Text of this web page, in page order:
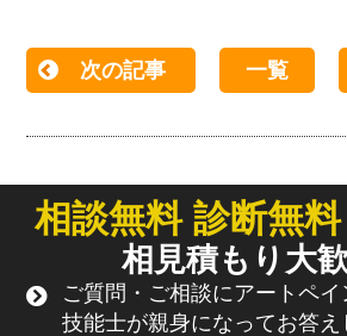
次の記事 一覧
相談無料 診断無
相見積もり大歓
ご質問・ご相談にアートペ
技能士が親身になってお答え